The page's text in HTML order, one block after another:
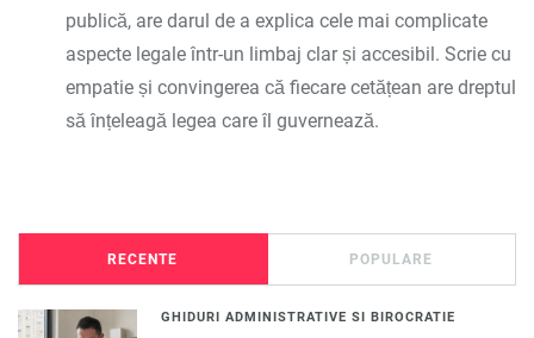
publică, are darul de a explica cele mai complicate
aspecte legale într-un limbaj clar și accesibil. Scrie cu
empatie și convingerea că fiecare cetățean are dreptul
să înțeleagă legea care îl guvernează.
RECENTE POPULARE
GHIDURI ADMINISTRATIVE SI BIROCRATIE